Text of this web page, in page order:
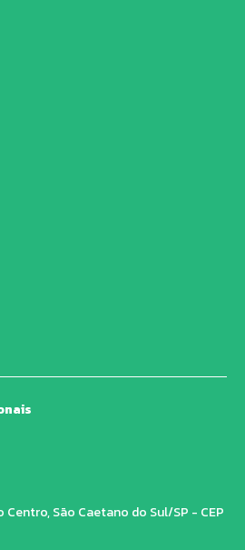
Centro, São Caetano do Sul/SP - CEP